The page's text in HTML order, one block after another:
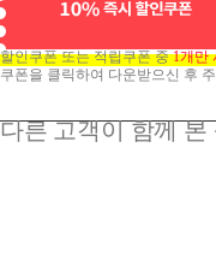
할인쿠폰 또는 적립쿠폰 중1개만
쿠폰을 클릭하여 다운받으신 후
다른 고객이 함께 본